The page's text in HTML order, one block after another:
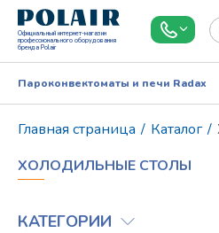
Официальный интернет-магазин
профессионального оборудования
бренда Polair
Пароконвектоматы и печи Radax
Главная страница / Каталог /
ХОЛОДИЛЬНЫЕ СТОЛЫ
КАТЕГОРИИ